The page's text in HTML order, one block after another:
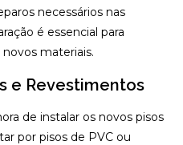
necessários nas
é essencial para
materiais.
e Revestimentos
de instalar os novos pisos
por pisos de PVC ou